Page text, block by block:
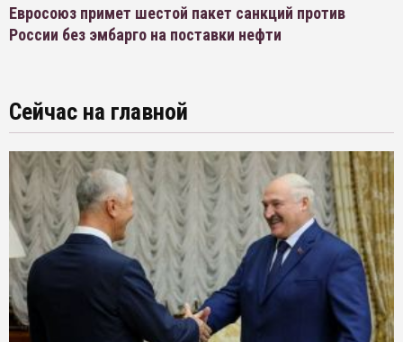
Евросоюз примет шестой пакет санкций против
России без эмбарго на поставки нефти
Сейчас на главной